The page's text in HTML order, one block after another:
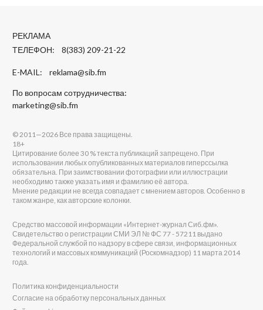
РЕКЛАМА
ТЕЛЕФОН: 8(383) 209-21-22
E-MAIL: reklama@sib.fm
По вопросам сотрудничества:
marketing@sib.fm
© 2011—2026 Все права защищены.
18+
Цитирование более 30 % текста публикаций запрещено. При
использовании любых опубликованных материалов гиперссылка
обязательна. При заимствовании фотографии или иллюстрации
необходимо также указать имя и фамилию её автора.
Мнение редакции не всегда совпадает с мнением авторов. Особенно в
таком жанре, как авторские колонки.
Средство массовой информации «Интернет-журнал Сиб.фм».
Свидетельство о регистрации СМИ ЭЛ № ФС 77 - 57211 выдано
Федеральной службой по надзору в сфере связи, информационных
технологий и массовых коммуникаций (Роскомнадзор) 11 марта 2014
года.
Политика конфиденциальности
Согласие на обработку персональных данных